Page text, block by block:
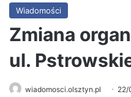
Wiadomości
Zmiana
ul.
wiadomosci.olsztyn.pl 22/